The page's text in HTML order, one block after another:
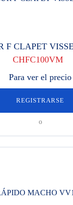
F CLAPET
CHFC100VM
Para ver el precio
REGISTRARSE
o